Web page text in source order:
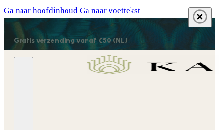
Ga naar hoofdinhoud Ga naar voettekst
Gratis verzending vanaf €50 (NL)